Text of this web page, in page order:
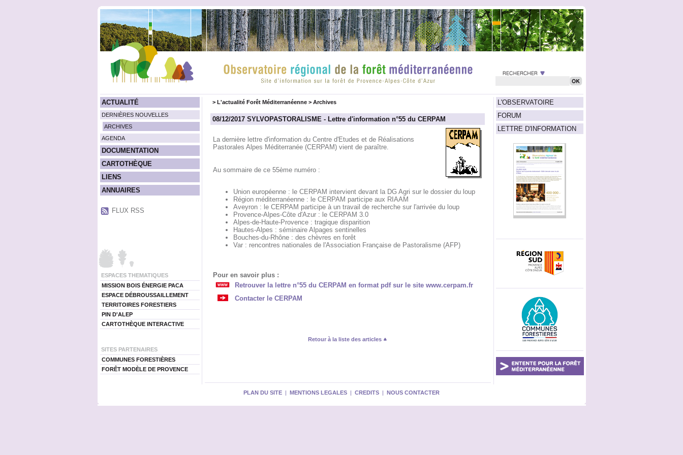
ACTUALITÉ
DERNIÈRES NOUVELLES
ARCHIVES
AGENDA
DOCUMENTATION
CARTOTHÈQUE
LIENS
ANNUAIRES
FLUX RSS
ESPACES THEMATIQUES
MISSION BOIS ÉNERGIE PACA
ESPACE DÉBROUSSAILLEMENT
TERRITOIRES FORESTIERS
PIN D'ALEP
CARTOTHÈQUE INTERACTIVE
SITES PARTENAIRES
COMMUNES FORESTIÈRES
FORÊT MODÈLE DE PROVENCE
L'OBSERVATOIRE
FORUM
LETTRE D'INFORMATION
> L'actualité Forêt Méditerranéenne> Archives
08/12/2017 SYLVOPASTORALISME - Lettre d'information n°55 du CERPAM
La dernière lettre d'information du Centre d'Etudes et de Réalisations
Pastorales Alpes Méditerranée (CERPAM) vient de paraître.
Au sommaire de ce 55ème numéro :
Union européenne : le CERPAM intervient devant la DG Agri sur le dossier du loup
Région méditerranéenne : le CERPAM participe aux RIAAM
Aveyron : le CERPAM participe à un travail de recherche sur l'arrivée du loup
Provence-Alpes-Côte d'Azur : le CERPAM 3.0
Alpes-de-Haute-Provence : tragique disparition
Hautes-Alpes : séminaire Alpages sentinelles
Bouches-du-Rhône : des chèvres en forêt
Var : rencontres nationales de l'Association Française de Pastoralisme (AFP)
Pour en savoir plus :
Retrouver la lettre n°55 du CERPAM en format pdf sur le site www.cerpam.fr
Contacter le CERPAM
Retour à la liste des articles
PLAN DU SITE | MENTIONS LEGALES | CREDITS | NOUS CONTACTER